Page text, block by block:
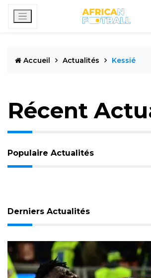
Accueil Actualités Kessié
Récent
Populaire Actualités
Derniers Actualités